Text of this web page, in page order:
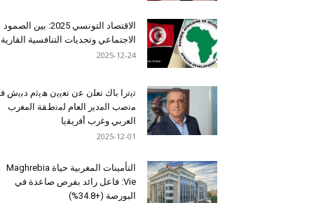
الاقتصاد التونسي 2025: بين الصمود
الاجتماعي وتحديات التنافسية القارية
2025-12-24
ﺗﯾﺗرا ﺑﺎك ﺗﻌﻠن ﻋن ﺗﻌﯾﯾن ھﯾﺛم دﺑﯾش
ﻣﻧﺻب اﻟﻣدﯾر اﻟﻌﺎم ﻟﻣﻧطﻘﺔ اﻟﻣﻐرب
اﻟﻌرﺑﻲ وﻏرب أﻓرﯾﻘﯾﺎ
2025-12-01
التأمينات المغربية حياة Maghrebia
Vie: فاعل رائد بفرص صاعدة في
البورصة (+34.8%)